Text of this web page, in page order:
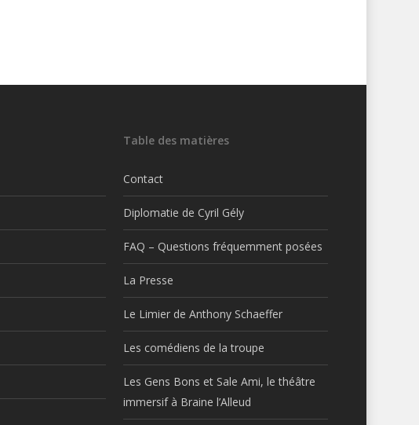
Table des matières
Contact
Diplomatie de Cyril Gély
FAQ – Questions fréquemment posées
La Presse
Le Limier de Anthony Schaeffer
Les comédiens de la troupe
Les Gens Bons et Sale Ami, le théâtre
immersif à Braine l’Alleud